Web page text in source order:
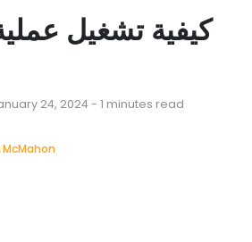
كيفية تشغيل
24, 2024 - 1 minutes read
McMahon